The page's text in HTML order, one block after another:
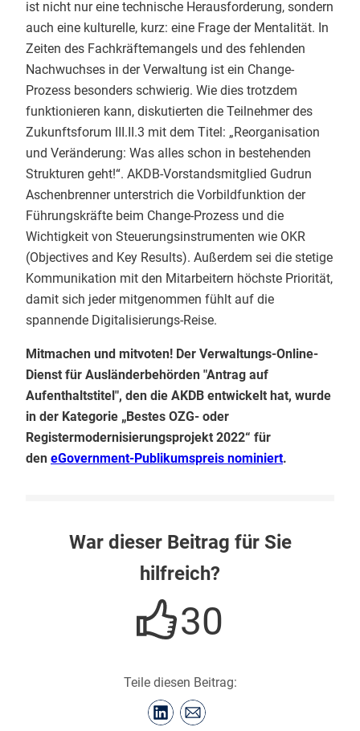
ist nicht nur eine technische Herausforderung, sondern
auch eine kulturelle, kurz: eine Frage der Mentalität. In
Zeiten des Fachkräftemangels und des fehlenden
Nachwuchses in der Verwaltung ist ein Change-
Prozess besonders schwierig. Wie dies trotzdem
funktionieren kann, diskutierten die Teilnehmer des
Zukunftsforum III.II.3 mit dem Titel: „Reorganisation
und Veränderung: Was alles schon in bestehenden
Strukturen geht!“. AKDB-Vorstandsmitglied Gudrun
Aschenbrenner unterstrich die Vorbildfunktion der
Führungskräfte beim Change-Prozess und die
Wichtigkeit von Steuerungsinstrumenten wie OKR
(Objectives and Key Results). Außerdem sei die stetige
Kommunikation mit den Mitarbeitern höchste Priorität,
damit sich jeder mitgenommen fühlt auf die
spannende Digitalisierungs-Reise.
Mitmachen und mitvoten! Der Verwaltungs-Online-
Dienst für Ausländerbehörden "Antrag auf
Aufenthaltstitel", den die AKDB entwickelt hat, wurde
in der Kategorie „Bestes OZG- oder
Registermodernisierungsprojekt 2022“ für
den eGovernment-Publikumspreis nominiert.
War dieser Beitrag für Sie
hilfreich?
30
Teile diesen Beitrag: